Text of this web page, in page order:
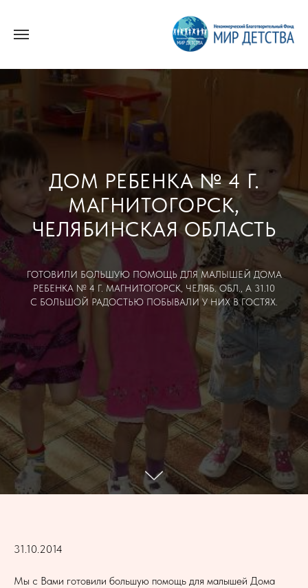
ДОМ РЕБЕНКА № 4 Г.
МАГНИТОГОРСК,
ЧЕЛЯБИНСКАЯ ОБЛАСТЬ
ГОТОВИЛИ БОЛЬШУЮ ПОМОЩЬ ДЛЯ МАЛЫШЕЙ ДОМА
РЕБЕНКА № 4 Г. МАГНИТОГОРСК, ЧЕЛЯБ. ОБЛ., А 31.10
С БОЛЬШОЙ РАДОСТЬЮ ПОБЫВАЛИ У НИХ В ГОСТЯХ.
31.10.2014
Мы с Вами готовили большую помощь для малышей Дома